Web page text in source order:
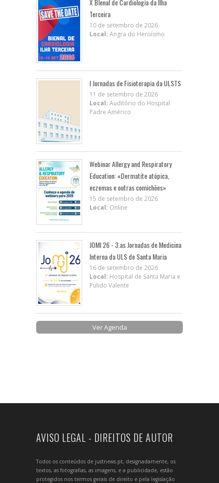
Terceira
10 de setembro de 2026
Local: Angra do Heroísmo
I Jornadas de Fisioterapia da ULSTS
11 de setembro de 2026
Local: Auditório do Hospital
Padre Américo
Webinar Allergy and Respiratory
Education: «Dermatite atópica,
eczemas e outras comichões»
15 de setembro de 2026
Local: Online
JOMI 26 - 3.as Jornadas de Medicina
Interna da ULS de Santa Maria
16 de setembro de 2026
Local: Hospital de Santa Maria e
Pulido Valente
Ver Agenda
AVISO LEGAL - DIREITOS DE AUTOR
Todos os conteúdos de justnews.pt, designadamente, os
textos, as fotografias, as imagens, e a publicidade, estão
protegidos nos termos gerais de direito e pela legislação